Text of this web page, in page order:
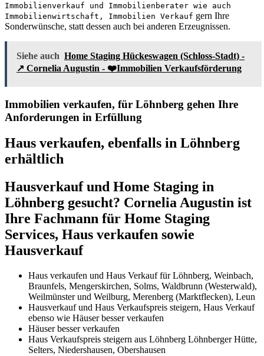
Immobilienverkauf und Immobilienberater wie auch
Immobilienwirtschaft, Immobilien Verkauf gern Ihre
Sonderwünsche, statt dessen auch bei anderen Erzeugnissen.
Siehe auch Home Staging Hückeswagen (Schloss-Stadt) -
↗️ Cornelia Augustin - ❤️Immobilien Verkaufsförderung
Immobilien verkaufen, für Löhnberg gehen Ihre
Anforderungen in Erfüllung
Haus verkaufen, ebenfalls in Löhnberg
erhältlich
Hausverkauf und Home Staging in
Löhnberg gesucht? Cornelia Augustin ist
Ihre Fachmann für Home Staging
Services, Haus verkaufen sowie
Hausverkauf
Haus verkaufen und Haus Verkauf für Löhnberg, Weinbach,
Braunfels, Mengerskirchen, Solms, Waldbrunn (Westerwald),
Weilmünster und Weilburg, Merenberg (Marktflecken), Leun
Hausverkauf und Haus Verkaufspreis steigern, Haus Verkauf
ebenso wie Häuser besser verkaufen
Häuser besser verkaufen
Haus Verkaufspreis steigern aus Löhnberg Löhnberger Hütte,
Selters, Niedershausen, Obershausen